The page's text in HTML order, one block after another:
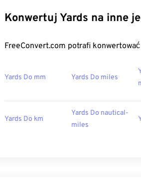
Konwertuj Yards na inne
FreeConvert.com potrafi
Yards Do mm Yards Do miles
Yards Do km
Yards Do nautical-
miles